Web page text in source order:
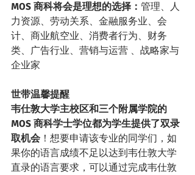
MOS 商科将会是理想的选择： 管理、人
力资源、劳动关系、金融服务业、会
计、商业航空业、消费者行为、财务
类、广告行业、营销与运营 、战略家与
企业家
世带温馨提醒
韦仕敦大学主校区和三个附属学院的
MOS 商科学士学位都为学生提供了双录
取机会 ！想要申请该专业的同学们，如
果你的语言成绩不足以达到韦仕敦大学
直录的语言要求，可以通过完成韦仕敦